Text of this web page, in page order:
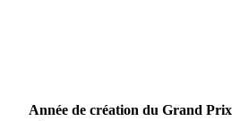
Année de création du Grand